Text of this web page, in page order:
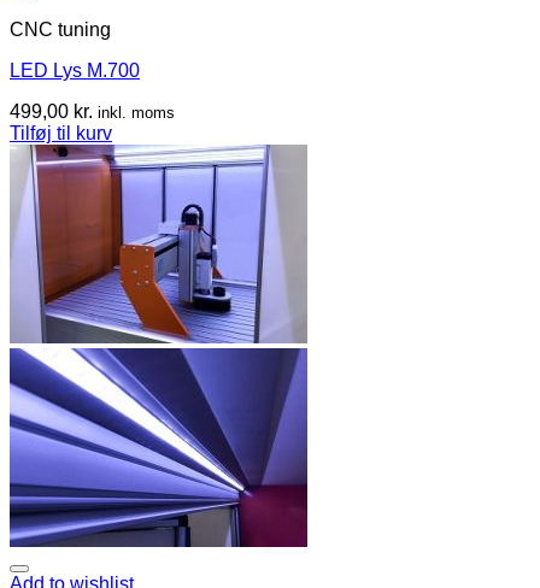
CNC tuning
LED Lys M.700
499,00 kr. inkl. moms
Tilføj til kurv
Add to wishlist